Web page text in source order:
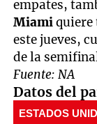
empates,
Miamiquiere
este jueves,
de la
Fuente: NA
Datos del